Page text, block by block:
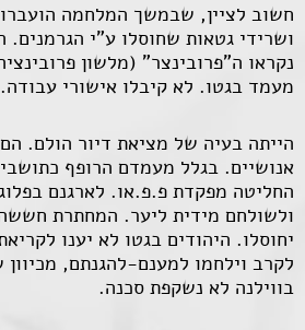
חשוב לציין, שבמשך המלחמה הועברו
ושרידי גטאות שחוסלו ע"י הגרמנים.
נקראו ה"פרובינצר" (מלשון
מעמד בגטו. לא קיבלו אישורי עבודה.
הייתה בעיה של מציאת דיור הולם.
אנושיים. בגלל מעמדם הרופף
החליטה מפקדת פ.פ.או. לארגנם
ולשולחם מידית ליער. המחתרת
יחוסלו. היהודים בגטו לא יענו
לקרב וילחמו למענם-להגנתם, מכיוון
בווילנה לא נשקפת סכנה.